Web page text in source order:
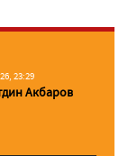
23:29
Акбаров